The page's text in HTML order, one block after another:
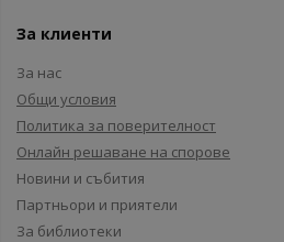
За клиенти
За нас
Общи условия
Политика за поверителност
Онлайн решаване на спорове
Новини и събития
Партньори и приятели
За библиотеки